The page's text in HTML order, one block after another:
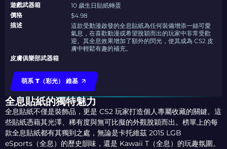
遊戲武器箱
10 歲生日貼紙轉蛋
價格
$4.98
描述
這款受動漫啟發的全息貼紙為任何裝備增添一絲可愛
氣息，在喜歡動漫或希望脫穎而出的玩家中非常受歡
迎。其全息效果增加了額外的閃光，使其成為 CS2 皮
膚中輕鬆有趣的補充。
皮膚俱樂部武器箱
萌系 T（彩光） 維基
全息貼紙的獨特魅力
全息貼紙不僅是裝飾品，更是 CS2 玩家打造個人專屬收藏的關鍵。這
些貼紙憑藉其光澤、稀有度與無可比擬的外觀脫穎而出。榜單上的每
款全息貼紙都有其獨到之處，無論是卡托維茲 2015 LGB
eSports（全息）的歷史韻味，還是 Kawaii T（全息）的玩趣氛圍。